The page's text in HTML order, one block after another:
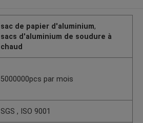
sac de papier d'aluminium,
sacs d'aluminium de soudure à
chaud
5000000pcs par mois
SGS , ISO 9001